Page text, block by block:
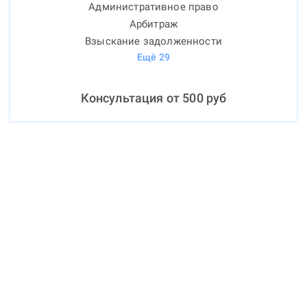
Административное право
Арбитраж
Взыскание задолженности
Ещё 29
Консультация от 500руб